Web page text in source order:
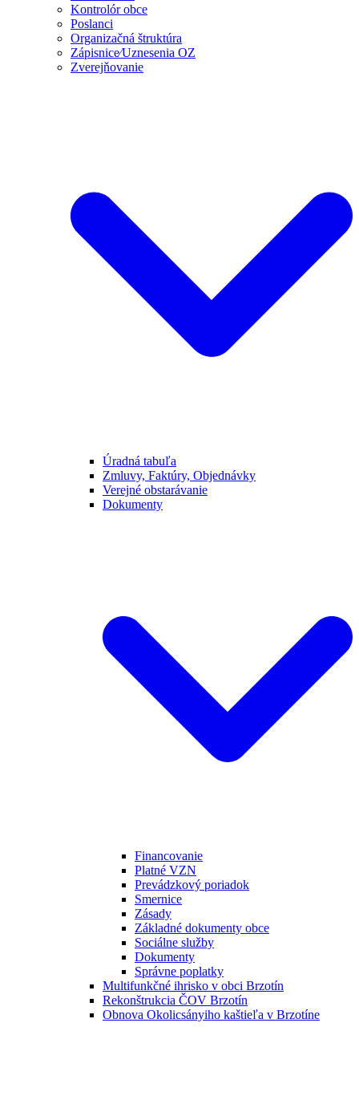
Kontrolór obce
Poslanci
Organizačná štruktúra
Zápisnice⁄Uznesenia OZ
Zverejňovanie
Úradná tabuľa
Zmluvy, Faktúry, Objednávky
Verejné obstarávanie
Dokumenty
Financovanie
Platné VZN
Prevádzkový poriadok
Smernice
Zásady
Základné dokumenty obce
Sociálne služby
Dokumenty
Správne poplatky
Multifunkčné ihrisko v obci Brzotín
Rekonštrukcia ČOV Brzotín
Obnova Okolicsányiho kaštieľa v Brzotíne